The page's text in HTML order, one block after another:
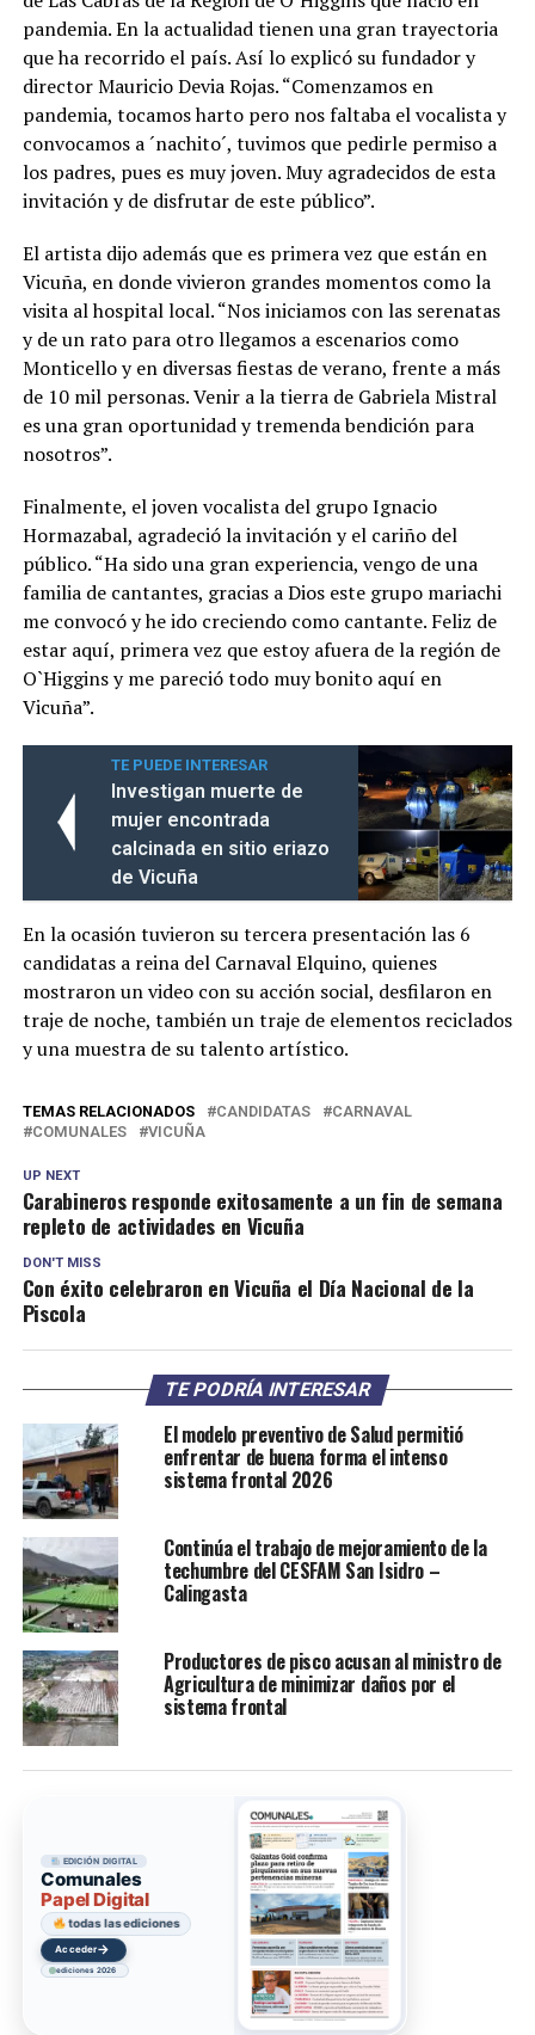
pandemia. En la actualidad tienen una gran trayectoria
que ha recorrido el país. Así lo explicó su fundador y
director Mauricio Devia Rojas. “Comenzamos en
pandemia, tocamos harto pero nos faltaba el vocalista y
convocamos a ´nachito´, tuvimos que pedirle permiso a
los padres, pues es muy joven. Muy agradecidos de esta
invitación y de disfrutar de este público”.
El artista dijo además que es primera vez que están en
Vicuña, en donde vivieron grandes momentos como la
visita al hospital local. “Nos iniciamos con las serenatas
y de un rato para otro llegamos a escenarios como
Monticello y en diversas fiestas de verano, frente a más
de 10 mil personas. Venir a la tierra de Gabriela Mistral
es una gran oportunidad y tremenda bendición para
nosotros”.
Finalmente, el joven vocalista del grupo Ignacio
Hormazabal, agradeció la invitación y el cariño del
público. “Ha sido una gran experiencia, vengo de una
familia de cantantes, gracias a Dios este grupo mariachi
me convocó y he ido creciendo como cantante. Feliz de
estar aquí, primera vez que estoy afuera de la región de
O`Higgins y me pareció todo muy bonito aquí en
Vicuña”.
TE PUEDE INTERESAR
Investigan muerte de
mujer encontrada
calcinada en sitio eriazo
de Vicuña
En la ocasión tuvieron su tercera presentación las 6
candidatas a reina del Carnaval Elquino, quienes
mostraron un video con su acción social, desfilaron en
traje de noche, también un traje de elementos reciclados
y una muestra de su talento artístico.
TEMAS RELACIONADOS CANDIDATAS
CARNAVAL
COMUNALES
VICUÑA
UP NEXT
Carabineros responde exitosamente a un fin de semana
repleto de actividades en Vicuña
DON'T MISS
Con éxito celebraron en Vicuña el Día Nacional de la
Piscola
TE PODRÍA INTERESAR
El modelo preventivo de Salud permitió
enfrentar de buena forma el intenso
sistema frontal 2026
Continúa el trabajo de mejoramiento de la
techumbre del CESFAM San Isidro –
Calingasta
Productores de pisco acusan al ministro de
Agricultura de minimizar daños por el
sistema frontal
EDICIÓN DIGITAL
Comunales
Papel Digital
todas las ediciones
Acceder→
ediciones 2026